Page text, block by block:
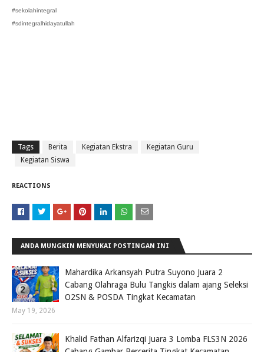
#sekolahintegral
#sdintegralhidayatullah
Tags Berita Kegiatan Ekstra
Kegiatan Guru
Kegiatan Siswa
REACTIONS
ANDA MUNGKIN MENYUKAI POSTINGAN INI
Mahardika Arkansyah Putra Suyono Juara 2
Cabang Olahraga Bulu Tangkis dalam ajang Seleksi
O2SN & POSDA Tingkat Kecamatan
May 19, 2026
Khalid Fathan Alfarizqi Juara 3 Lomba FLS3N 2026